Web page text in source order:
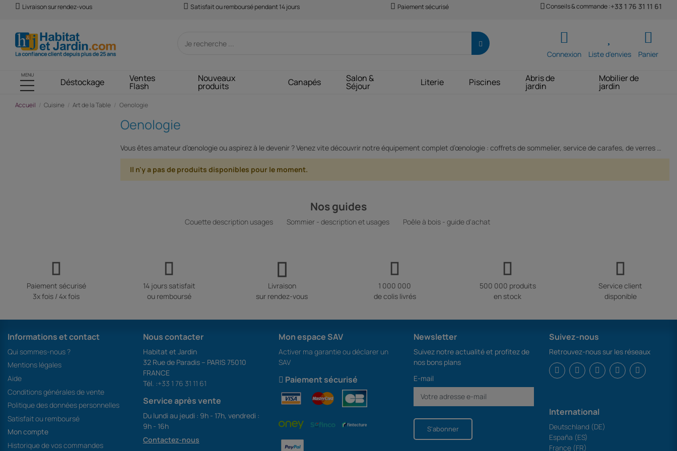
Livraison sur rendez-vous Satisfait ou remboursé pendant 14 jours Paiement sécurisé Conseils & commande :+33 1 76 31 11 61
Connexion Liste d'envies Panier
MENU
Déstockage Ventes
Flash
Nouveaux
produits Canapés Salon &
Séjour Literie Piscines Abris de
jardin
Mobilier de
jardin
Accueil Cuisine Art de la Table Oenologie
Oenologie
Vous êtes amateur d’œnologie ou aspirez à le devenir ? Venez vite découvrir notre équipement complet d’œnologie : coffrets de sommelier, service de carafes, de verres …
Il n'y a pas de produits disponibles pour le moment.
Nos guides
Couette description usages Sommier - description et usages Poêle à bois - guide d'achat
Paiement sécurisé
3x fois / 4x fois
14 jours satisfait
ou remboursé
Livraison
sur rendez-vous
1 000 000
de colis livrés
500 000 produits
en stock
Service client
disponible
Informations et contact
Qui sommes-nous ?
Mentions légales
Aide
Conditions générales de vente
Politique des données personnelles
Satisfait ou remboursé
Mon compte
Historique de vos commandes
Nous contacter
Habitat et Jardin
32 Rue de Paradis – PARIS 75010
FRANCE
Tél. :+33 1 76 31 11 61
Service après vente
Du lundi au jeudi : 9h - 17h, vendredi :
9h - 16h
Contactez-nous
Mon espace SAV
Activer ma garantie ou déclarer un
SAV
Paiement sécurisé
Newsletter
Suivez notre actualité et profitez de
nos bons plans
E-mail
S'abonner
Suivez-nous
Retrouvez-nous sur les réseaux
International
Deutschland (DE)
España (ES)
France (FR)